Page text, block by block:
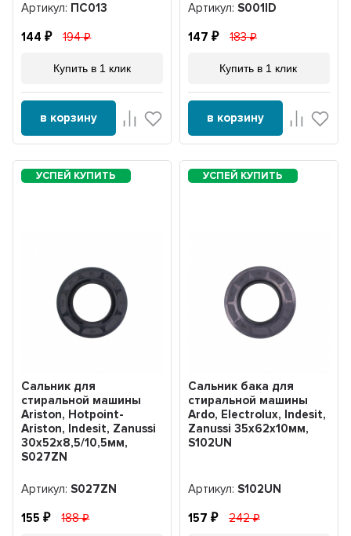
Артикул: ПС013
144 194
Купить в 1 клик
в корзину
Артикул: S001ID
147 183
Купить в 1 клик
в корзину
Сальник для
стиральной машины
Ariston, Hotpoint-
Ariston, Indesit, Zanussi
30x52x8,5/10,5мм,
S027ZN
Артикул:S027ZN
155 188
Сальник бака для
стиральной машины
Ardo, Electrolux, Indesit,
Zanussi 35x62x10мм,
S102UN
Артикул: S102UN
157 242